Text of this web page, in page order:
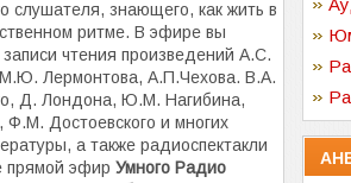
слушателя, знающего, как жить в
ритме. В эфире вы
чтения произведений А.С.
Лермонтова, А.П.Чехова. В.А.
Д. Лондона, Ю.М. Нагибина,
Достоевского и многих
а также радиоспектакли
прямой эфир Умного Радио